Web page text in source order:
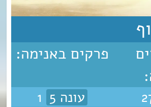
פרקים באנימה:
עונה 5